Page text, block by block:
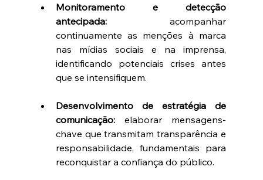
Monitoramento e detecção
antecipada: acompanhar
continuamente as menções à marca
nas mídias sociais e na imprensa,
identificando potenciais crises antes
que se intensifiquem.
Desenvolvimento de estratégia de
comunicação: elaborar mensagens-
chave que transmitam transparência e
responsabilidade, fundamentais para
reconquistar a confiança do público.